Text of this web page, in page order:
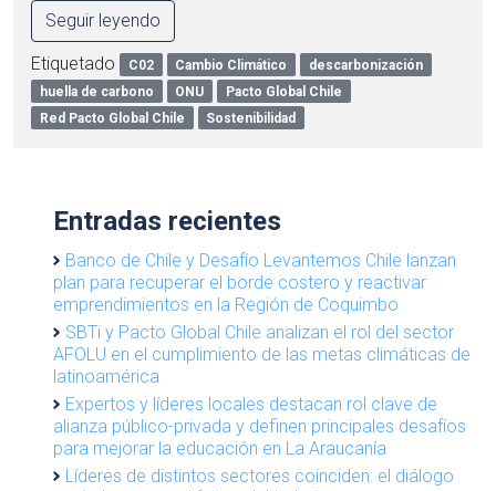
Seguir leyendo
Etiquetado C02 Cambio Climático
descarbonización
huella de carbono
ONU
Pacto Global Chile
Red Pacto Global Chile
Sostenibilidad
Entradas recientes
Banco de Chile y Desafío Levantemos Chile lanzan
plan para recuperar el borde costero y reactivar
emprendimientos en la Región de Coquimbo
SBTi y Pacto Global Chile analizan el rol del sector
AFOLU en el cumplimiento de las metas climáticas de
latinoamérica
Expertos y líderes locales destacan rol clave de
alianza público-privada y definen principales desafíos
para mejorar la educación en La Araucanía
Líderes de distintos sectores coinciden: el diálogo